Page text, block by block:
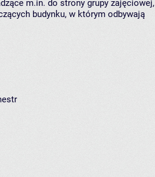
m.in. do strony grupy zajęciowej,
budynku, w którym odbywają